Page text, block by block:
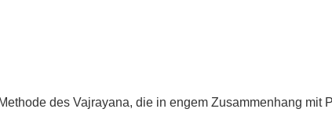
des Vajrayana, die in engem Zusammenhang mit